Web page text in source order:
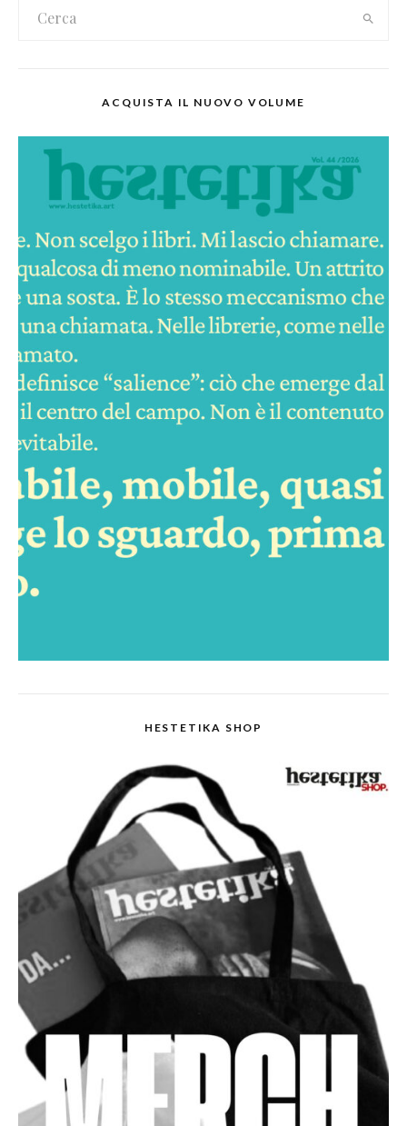
ACQUISTA IL NUOVO VOLUME
HESTETIKA SHOP